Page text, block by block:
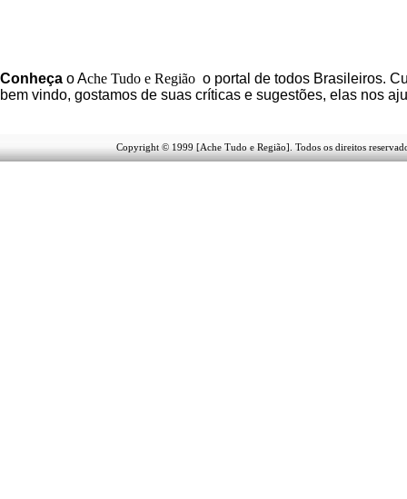
Conheça oAche Tudo e Região o portal de todos Brasileiros.
bem vindo, gostamos de suas críticas e sugestões, elas nos
Copyright © 1999 [Ache Tudo e Região]. Todos os direitos